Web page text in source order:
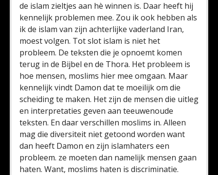
de islam zieltjes aan hè winnen is. Daar heeft hij
kennelijk problemen mee. Zou ik ook hebben als
ik de islam van zijn achterlijke vaderland Iran,
moest volgen. Tot slot islam is niet het
probleem. De teksten die je opnoemt komen
terug in de Bijbel en de Thora. Het probleem is
hoe mensen, moslims hier mee omgaan. Maar
kennelijk vindt Damon dat te moeilijk om die
scheiding te maken. Het zijn de mensen die uitleg
en interpretaties geven aan teeuwenoude
teksten. En daar verschillen moslims in. Alleen
mag die diversiteit niet getoond worden want
dan heeft Damon en zijn islamhaters een
probleem. ze moeten dan namelijk mensen gaan
haten. Want, moslims haten is discriminatie.